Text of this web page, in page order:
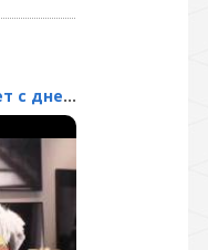
Лера поздравляет с днем...